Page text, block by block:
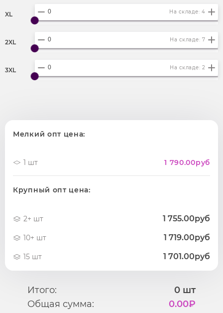
XL На складе: 4
2XL На складе: 7
3XL На складе: 2
Мелкий опт цена:
1 шт 1 790.00руб
Крупный опт цена:
2+ шт 1 755.00руб
10+ шт 1 719.00руб
15 шт 1 701.00руб
Итого: 0 шт
Общая сумма:
0.00₽